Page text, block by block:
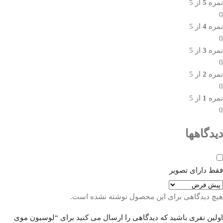
نمره 5 از 5
0
نمره 4 از 5
0
نمره 3 از 5
0
نمره 2 از 5
0
نمره 1 از 5
0
دیدگاهها
فقط دارای تصویر
هیچ دیدگاهی برای این محصول نوشته نشده است.
اولین نفری باشید که دیدگاهی را ارسال می کنید برای “لوسیون موی